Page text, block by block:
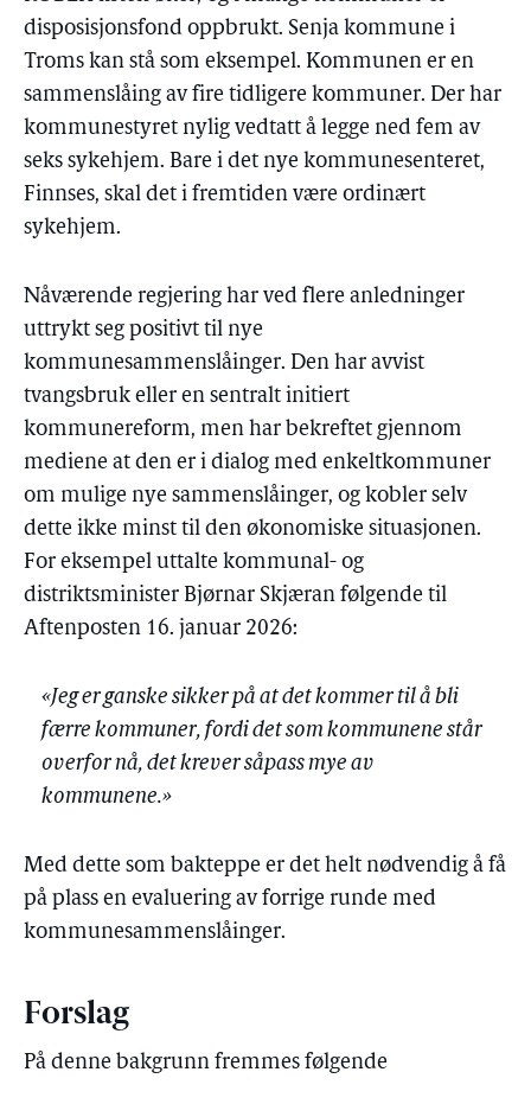
disposisjonsfond oppbrukt. Senja kommune i
Troms kan stå som eksempel. Kommunen er en
sammenslåing av fire tidligere kommuner. Der har
kommunestyret nylig vedtatt å legge ned fem av
seks sykehjem. Bare i det nye kommunesenteret,
Finnses, skal det i fremtiden være ordinært
sykehjem.
Nåværende regjering har ved flere anledninger
uttrykt seg positivt til nye
kommunesammenslåinger. Den har avvist
tvangsbruk eller en sentralt initiert
kommunereform, men har bekreftet gjennom
mediene at den er i dialog med enkeltkommuner
om mulige nye sammenslåinger, og kobler selv
dette ikke minst til den økonomiske situasjonen.
For eksempel uttalte kommunal- og
distriktsminister Bjørnar Skjæran følgende til
Aftenposten 16. januar 2026:
«Jeg er ganske sikker på at det kommer til å bli
færre kommuner, fordi det som kommunene står
overfor nå, det krever såpass mye av
kommunene.»
Med dette som bakteppe er det helt nødvendig å få
på plass en evaluering av forrige runde med
kommunesammenslåinger.
Forslag
På denne bakgrunn fremmes følgende